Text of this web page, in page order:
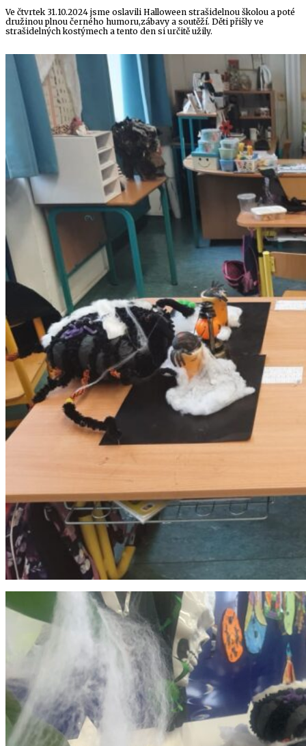
s
názvem
Halloween
Ve čtvrtek 31.10.2024 jsme oslavili Halloween strašidelnou školou a poté
družinou plnou černého humoru,zábavy a soutěží. Děti přišly ve
strašidelných kostýmech a tento den si určitě užily.